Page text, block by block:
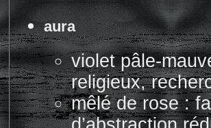
aura
violet pâle-
religieux,
mêlé de rose :